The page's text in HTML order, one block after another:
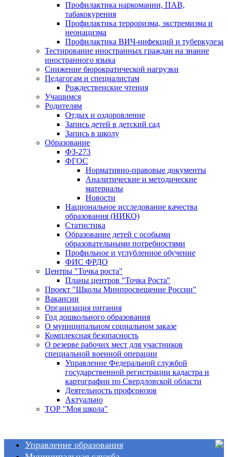
Профилактика наркомании, ПАВ,
табакокурения
Профилактика терроризма, экстремизма и
неонацизма
Профилактика ВИЧ-инфекций и туберкулеза
Тестирование иностранных граждан на знание
иностранного языка
Снижение бюрократической нагрузки
Педагогам и специалистам
Рождественские чтения
Учащимся
Родителям
Отдых и оздоровление
Запись детей в детский сад
Запись в школу
Образование
ФЗ-273
ФГОС
Нормативно-правовые документы
Аналитические и методические
материалы
Новости
Национальное исследование качества
образования (НИКО)
Статистика
Образование детей с особыми
образовательными потребностями
Профильное и углубленное обучение
ФИС ФРДО
Центры "Точка роста"
Планы центров "Точка Роста"
Проект "Школы Минпросвещение России"
Вакансии
Организация питания
Год дошкольного образования
О муниципальном социальном заказе
Комплексная безопасность
О резерве рабочих мест для участников
специальной военной операции
Управление Федеральной службой
государственной регистрации кадастра и
картографии по Свердловской области
Деятельность профсоюзов
Актуально
ТОР "Моя школа"
Управление образования